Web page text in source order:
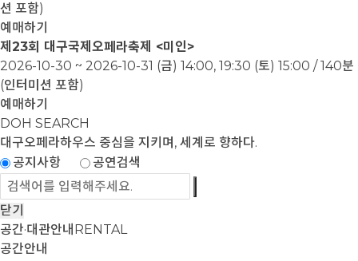
션 포함)
예매하기
제23회 대구국제오페라축제 <미인>
2026-10-30 ~ 2026-10-31 (금) 14:00, 19:30 (토) 15:00 / 140분
(인터미션 포함)
예매하기
DOH SEARCH
대구오페라하우스 중심을 지키며, 세계로 향하다.
공지사항
공연검색
닫기
공간·대관안내 RENTAL
공간안내